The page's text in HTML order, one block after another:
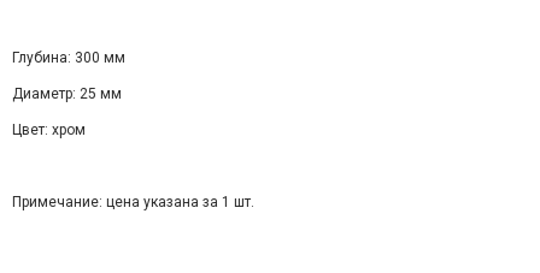
Глубина: 300 мм
Диаметр: 25 мм
Цвет: хром
Примечание: цена указана за 1 шт.